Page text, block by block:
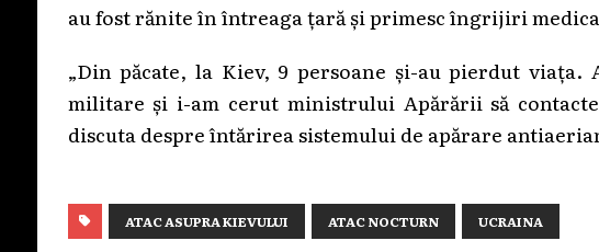
au fost rănite în întreaga țară și primesc îngrijiri
„Din păcate, la Kiev, 9 persoane și-au pierdut
militare și i-am cerut ministrului Apărării să
discuta despre întărirea sistemului de apărare
ATAC ASUPRA KIEVULUI ATAC NOCTURN UCRAINA